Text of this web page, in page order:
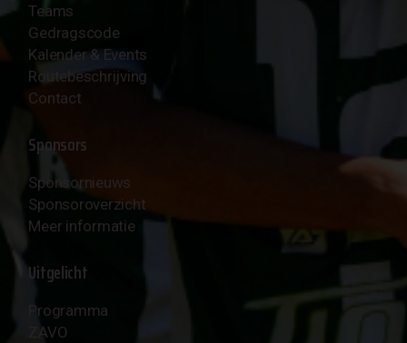
Teams
Gedragscode
Kalender & Events
Routebeschrijving
Contact
Sponsors
Sponsornieuws
Sponsoroverzicht
Meer informatie
Uitgelicht
Programma
ZAVO